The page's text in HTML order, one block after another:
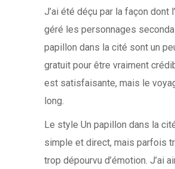
J’ai été déçu par la façon dont
géré les personnages
papillon dans la cité sont un
gratuit pour être vraiment
est satisfaisante, mais le
long.
Le style Un papillon dans la
simple et direct, mais parfois
trop dépourvu d’émotion. J’ai